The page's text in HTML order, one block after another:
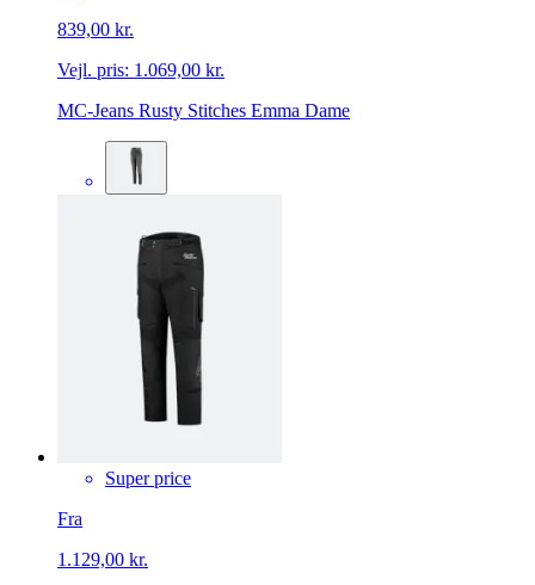
839,00 kr.
Vejl. pris: 1.069,00 kr.
MC-Jeans Rusty Stitches Emma Dame
Super price
Fra
1.129,00 kr.